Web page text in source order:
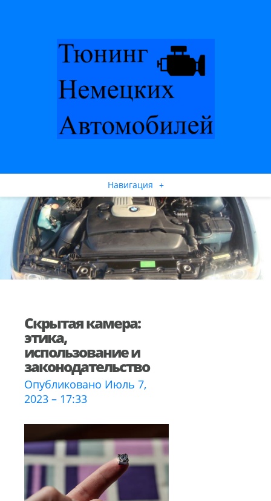
Навигация +
Скрытая камера:
этика,
использование и
законодательство
Опубликовано Июль 7,
2023 – 17:33